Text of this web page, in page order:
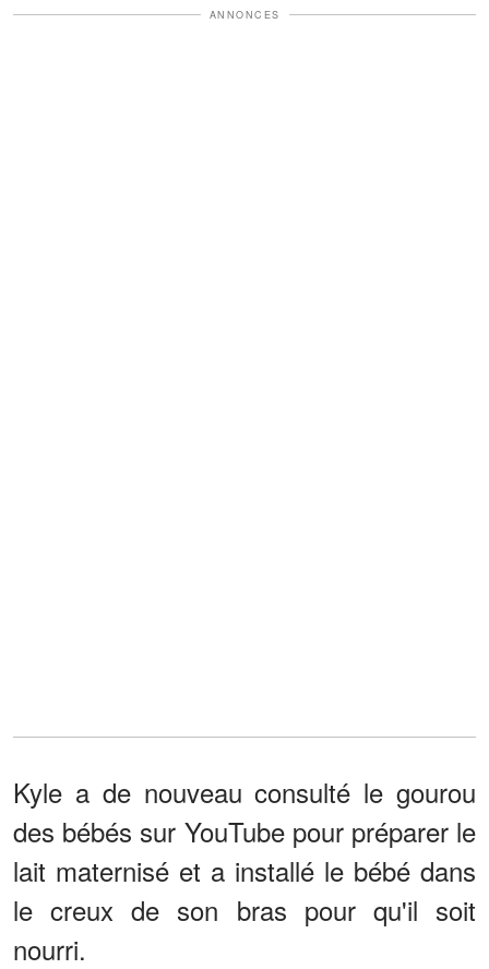
ANNONCES
Kyle a de nouveau consulté le gourou
des bébés sur YouTube pour préparer le
lait maternisé et a installé le bébé dans
le creux de son bras pour qu'il soit
nourri.